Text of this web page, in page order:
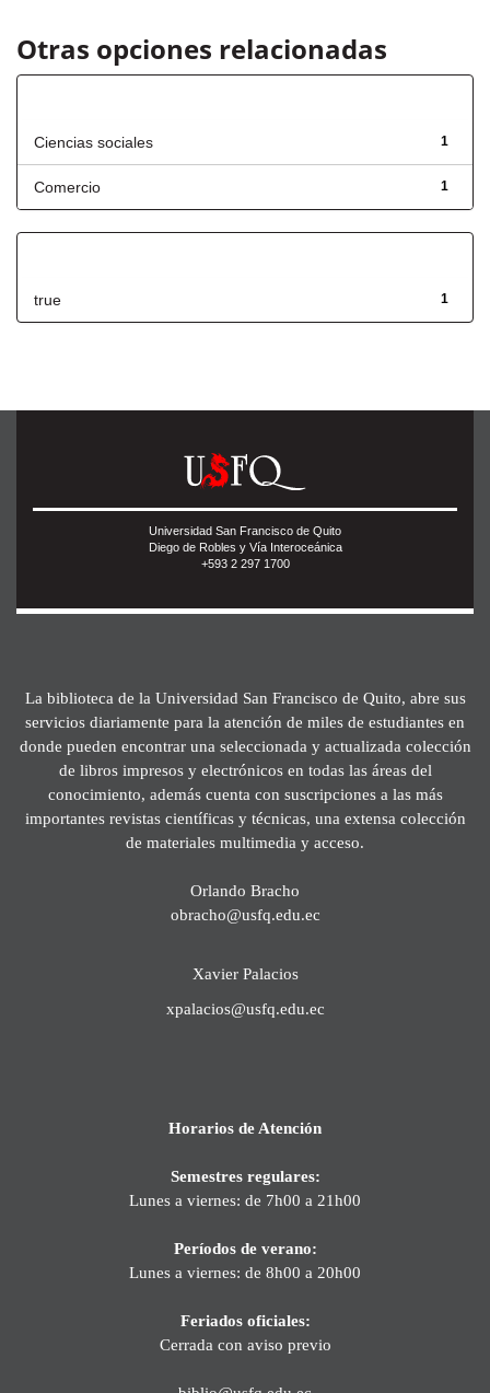
Otras opciones relacionadas
1
Ciencias sociales
1
Comercio
1
true
Universidad San Francisco de Quito
Diego de Robles y Vía Interoceánica
+593 2 297 1700
La biblioteca de la Universidad San Francisco de Quito, abre sus
servicios diariamente para la atención de miles de estudiantes en
donde pueden encontrar una seleccionada y actualizada colección
de libros impresos y electrónicos en todas las áreas del
conocimiento, además cuenta con suscripciones a las más
importantes revistas científicas y técnicas, una extensa colección
de materiales multimedia y acceso.
Orlando Bracho
obracho@usfq.edu.ec
Xavier Palacios
xpalacios@usfq.edu.ec
Horarios de Atención
Semestres regulares:
Lunes a viernes: de 7h00 a 21h00
Períodos de verano:
Lunes a viernes: de 8h00 a 20h00
Feriados oficiales:
Cerrada con aviso previo